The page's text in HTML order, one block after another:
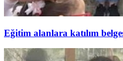
Eğitim alanlara katılım